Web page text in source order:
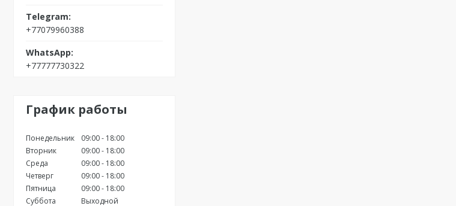
+77079960388
+77777730322
График работы
Понедельник 09:00
18:00
Вторник
09:00
18:00
Среда
09:00
18:00
Четверг
09:00
18:00
Пятница
09:00
18:00
Суббота
Выходной